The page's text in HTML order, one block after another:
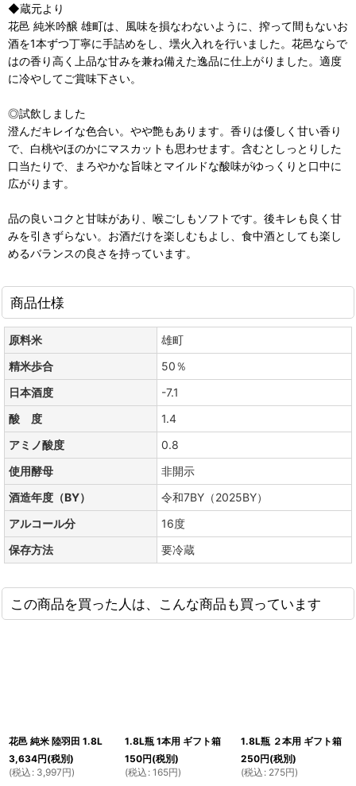
◆蔵元より
花邑 純米吟醸 雄町は、風味を損なわないように、搾って間もないお
酒を1本ずつ丁寧に手詰めをし、壜火入れを行いました。花邑ならで
はの香り高く上品な甘みを兼ね備えた逸品に仕上がりました。適度
に冷やしてご賞味下さい。
◎試飲しました
澄んだキレイな色合い。やや艶もあります。香りは優しく甘い香り
で、白桃やほのかにマスカットも思わせます。含むとしっとりした
口当たりで、まろやかな旨味とマイルドな酸味がゆっくりと口中に
広がります。
品の良いコクと甘味があり、喉ごしもソフトです。後キレも良く甘
みを引きずらない。お酒だけを楽しむもよし、食中酒としても楽し
めるバランスの良さを持っています。
商品仕様
原料米
雄町
精米歩合
50％
日本酒度
-7.1
酸 度
1.4
アミノ酸度
0.8
使用酵母
非開示
酒造年度（BY）
令和7BY（2025BY）
アルコール分
16度
保存方法
要冷蔵
この商品を買った人は、こんな商品も買っています
花邑 純米 陸羽田 1.8L
3,634円(税別)
(税込 : 3,997円)
1.8L瓶 1本用 ギフト箱
150円(税別)
(税込 : 165円)
1.8L瓶 ２本用 ギフト箱
250円(税別)
(税込 : 275円)